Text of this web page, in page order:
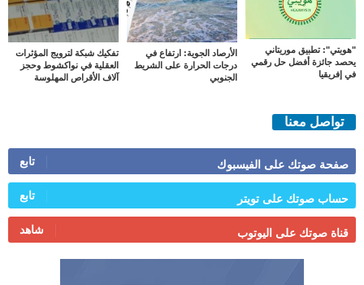
"هويتي": تطبيق موريتاني
يحصد جائزة أفضل حل رقمي
في إفريقيا
الأرصاد الجوية: ارتفاع في
درجات الحرارة على الشريط
الجنوبي
تفكيك شبكة لترويج المؤثرات
العقلية في نواكشوط وحجز
آلاف الأقراص المهلوسة
تواصل معنا
صفحة صوتك على الفيسبوك تابع
حساب صوتك على تويتر تابع
قناة صوتك على اليوتوب شاهد